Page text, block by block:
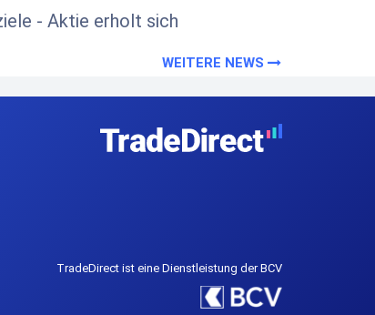
- Aktie erholt sich
WEITERE NEWS
TradeDirect ist eine Dienstleistung der BCV